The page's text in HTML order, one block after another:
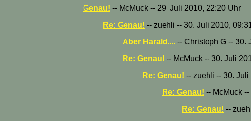
Genau! -- McMuck -- 29. Juli 2010, 22:20 Uhr
Re: Genau! -- zuehli -- 30. Juli 2010,
Aber Harald.... -- Christoph G -- 30.
Re: Genau! -- McMuck -- 30. Juli
Re: Genau! -- zuehli -- 30.
Re: Genau! -- McMuck
Re: Genau! --